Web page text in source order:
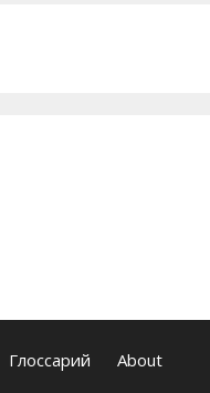
Глоссарий
About